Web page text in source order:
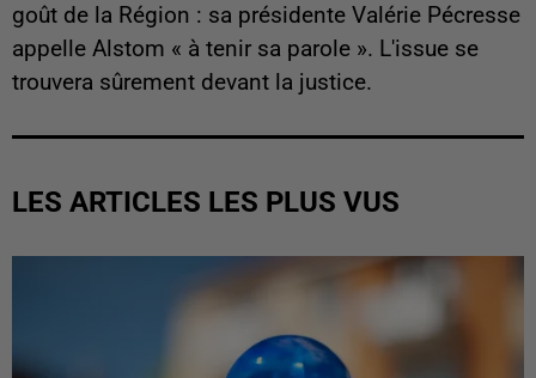
goût de la Région : sa présidente Valérie Pécresse
appelle Alstom « à tenir sa parole ». L'issue se
trouvera sûrement devant la justice.
LES ARTICLES LES PLUS VUS